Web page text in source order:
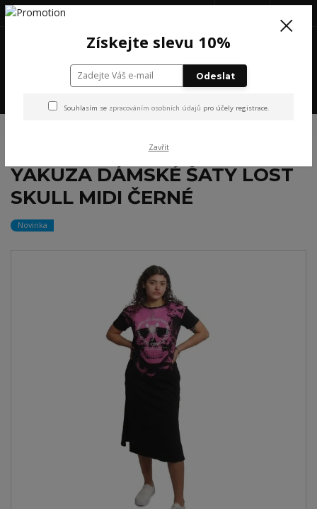
+420 777 199 652
YAKUZA DÁMSKÉ ŠATY LOST
SKULL MIDI ČERNÉ
Novinka
Získejte slevu 10%
Odeslat
Souhlasím se zpracováním osobních údajů pro účely registrace.
Zavřít